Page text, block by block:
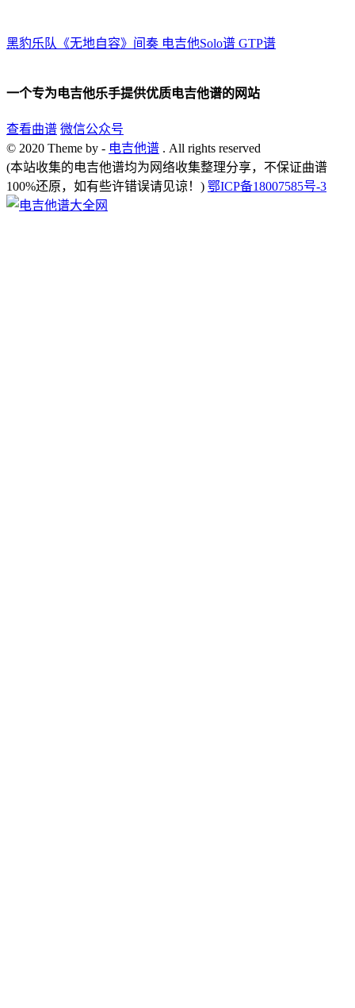
黑豹乐队《无地自容》间奏 电吉他Solo谱 GTP谱
一个专为电吉他乐手提供优质电吉他谱的网站
查看曲谱 微信公众号
© 2020 Theme by - 电吉他谱 . All rights reserved
(本站收集的电吉他谱均为网络收集整理分享，不保证曲谱
100%还原，如有些许错误请见谅！) 鄂ICP备18007585号-3